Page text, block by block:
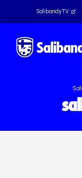
SalibandyTV